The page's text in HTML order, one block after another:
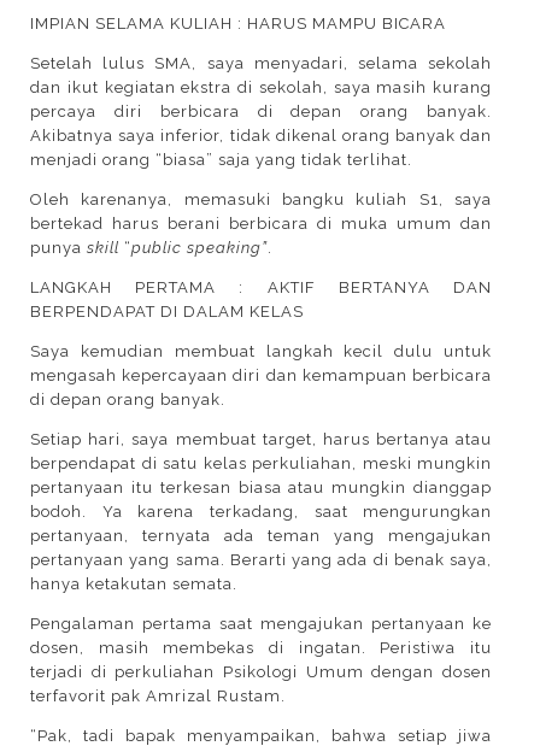
IMPIAN SELAMA KULIAH : HARUS MAMPU BICARA
Setelah lulus SMA, saya menyadari, selama sekolah
dan ikut kegiatan ekstra di sekolah, saya masih kurang
percaya diri berbicara di depan orang banyak.
Akibatnya saya inferior, tidak dikenal orang banyak dan
menjadi orang “biasa” saja yang tidak terlihat.
Oleh karenanya, memasuki bangku kuliah S1, saya
bertekad harus berani berbicara di muka umum dan
punya skill “public speaking”.
LANGKAH PERTAMA : AKTIF BERTANYA DAN
BERPENDAPAT DI DALAM KELAS
Saya kemudian membuat langkah kecil dulu untuk
mengasah kepercayaan diri dan kemampuan berbicara
di depan orang banyak.
Setiap hari, saya membuat target, harus bertanya atau
berpendapat di satu kelas perkuliahan, meski mungkin
pertanyaan itu terkesan biasa atau mungkin dianggap
bodoh. Ya karena terkadang, saat mengurungkan
pertanyaan, ternyata ada teman yang mengajukan
pertanyaan yang sama. Berarti yang ada di benak saya,
hanya ketakutan semata.
Pengalaman pertama saat mengajukan pertanyaan ke
dosen, masih membekas di ingatan. Peristiwa itu
terjadi di perkuliahan Psikologi Umum dengan dosen
terfavorit pak Amrizal Rustam.
“Pak, tadi bapak menyampaikan, bahwa setiap jiwa